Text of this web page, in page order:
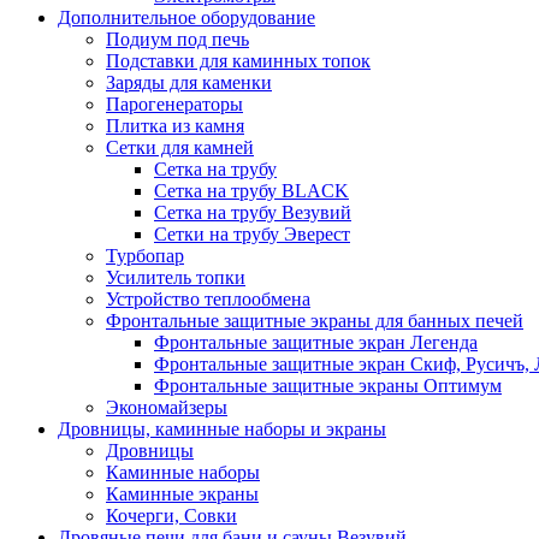
Дополнительное оборудование
Подиум под печь
Подставки для каминных топок
Заряды для каменки
Парогенераторы
Плитка из камня
Сетки для камней
Сетка на трубу
Сетка на трубу BLACK
Сетка на трубу Везувий
Сетки на трубу Эверест
Турбопар
Усилитель топки
Устройство теплообмена
Фронтальные защитные экраны для банных печей
Фронтальные защитные экран Легенда
Фронтальные защитные экран Скиф, Русичъ,
Фронтальные защитные экраны Оптимум
Экономайзеры
Дровницы, каминные наборы и экраны
Дровницы
Каминные наборы
Каминные экраны
Кочерги, Совки